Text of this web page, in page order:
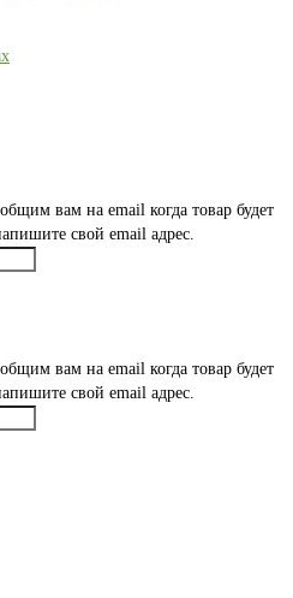
вам на email когда товар будет
свой email адрес.
вам на email когда товар будет
свой email адрес.